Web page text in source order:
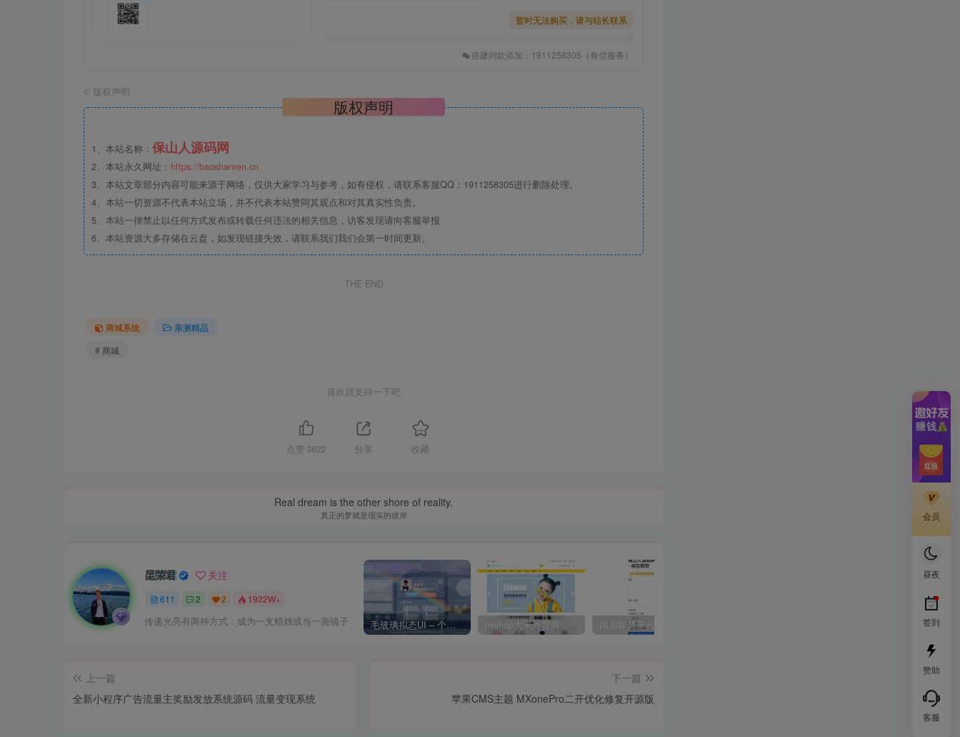
暂时无法购买，请与站长联系
搭建同款添加：1911258305（有偿服务）
© 版权声明
版权声明
1、本站名称： 保山人源码网
2、本站永久网址： https://baoshanren.cn
3、本站文章部分内容可能来源于网络，仅供大家学习与参考，如有侵权，请联系客服QQ：1911258305进行删除处理。
4、本站一切资源不代表本站立场，并不代表本站赞同其观点和对其真实性负责。
5、本站一律禁止以任何方式发布或转载任何违法的相关信息，访客发现请向客服举报
6、本站资源大多存储在云盘，如发现链接失效，请联系我们我们会第一时间更新。
THE END
商城系统
亲测精品
# 商城
喜欢就支持一下吧
点赞 3622 分享 收藏
Real dream is the other shore of reality.
真正的梦就是现实的彼岸
昆荣君 关注
611 2 2 1922W+
传递光亮有两种方式：成为一支蜡烛或当一面镜子 毛玻璃拟态UI – 个人主页（开源版） mishop大米外贸商城系统133种语言版本
上一篇
全新小程序广告流量主奖励发放系统源码 流量变现系统
下一篇
苹果CMS主题 MXonePro二开优化修复开源版
会员
昼夜
签到
赞助
客服